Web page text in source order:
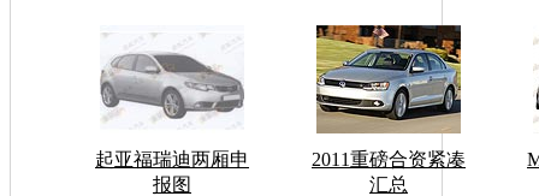
起亚福瑞迪两厢申
报图
2011重磅合资紧凑
汇总